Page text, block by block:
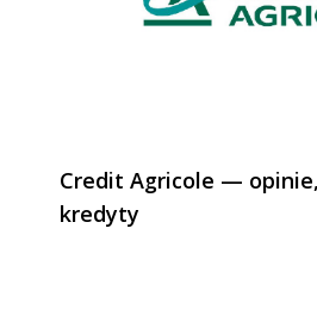
Credit Agricole —
kredyty